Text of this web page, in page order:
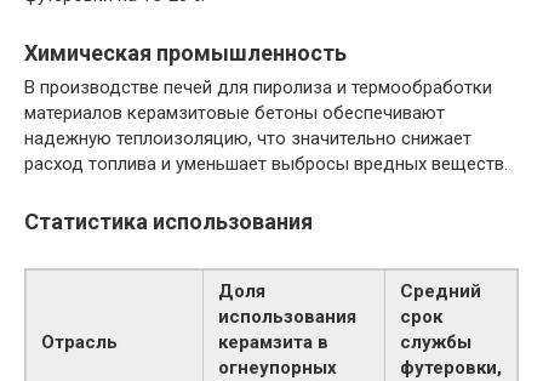
Химическая промышленность
В производстве печей для пиролиза и термообработки
материалов керамзитовые бетоны обеспечивают
надежную теплоизоляцию, что значительно снижает
расход топлива и уменьшает выбросы вредных веществ.
Статистика использования
Отрасль
Доля
использования
керамзита в
огнеупорных
Средний
срок
службы
футеровки,